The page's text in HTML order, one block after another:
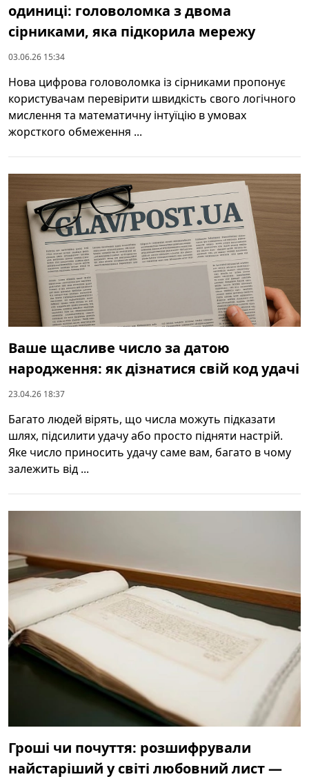
одиниці: головоломка з двома
сірниками, яка підкорила мережу
03.06.26 15:34
Нова цифрова головоломка із сірниками пропонує
користувачам перевірити швидкість свого логічного
мислення та математичну інтуїцію в умовах
жорсткого обмеження ...
Ваше щасливе число за датою
народження: як дізнатися свій код удачі
23.04.26 18:37
Багато людей вірять, що числа можуть підказати
шлях, підсилити удачу або просто підняти настрій.
Яке число приносить удачу саме вам, багато в чому
залежить від ...
Гроші чи почуття: розшифрували
найстаріший у світі любовний лист —